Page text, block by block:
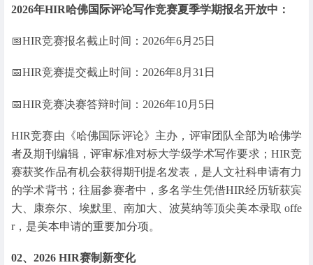
2026年HIR哈佛国际评论写作竞赛夏季学期报名开放中：
📅HIR竞赛报名截止时间：2026年6月25日
📅HIR竞赛提交截止时间：2026年8月31日
📅HIR竞赛决赛答辩时间：2026年10月5日
HIR竞赛由《哈佛国际评论》主办，评审团队全部为哈佛学
者及期刊编辑，评审标准对标大学级学术写作要求；HIR竞
赛获奖作品有机会获得期刊提名发表，是人文社科申请有力
的学术背书；往届参赛者中，多名学生凭借HIR经历斩获宾
大、康奈尔、埃默里、南加大、波莫纳等顶尖美本录取 offe
r，是美本申请的重要加分项。
02、2026 HIR赛制新变化